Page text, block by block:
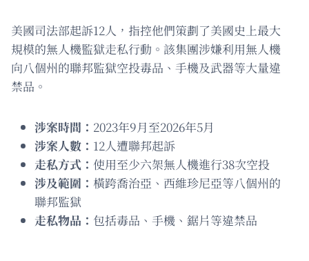
美國司法部起訴12人，指控他們策劃了美國史上最大
規模的無人機監獄走私行動。該集團涉嫌利用無人機
向八個州的聯邦監獄空投毒品、手機及武器等大量違
禁品。
涉案時間： 2023年9月至2026年5月
涉案人數： 12人遭聯邦起訴
走私方式： 使用至少六架無人機進行38次空投
涉及範圍： 橫跨喬治亞、西維珍尼亞等八個州的
聯邦監獄
走私物品： 包括毒品、手機、鋸片等違禁品